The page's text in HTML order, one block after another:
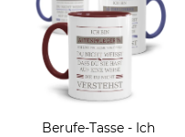
Berufe-Tasse - Ich